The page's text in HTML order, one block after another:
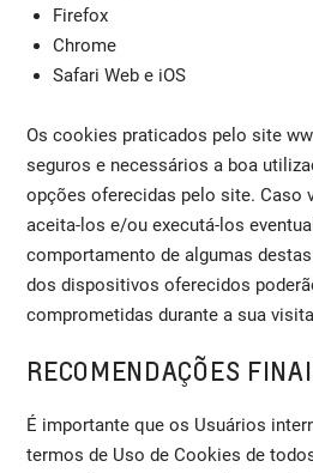
Firefox
Chrome
Safari Web e iOS
Os cookies praticados pelo site
seguros e necessários a boa
opções oferecidas pelo site. Caso
aceita-los e/ou executá-los
comportamento de algumas
dos dispositivos oferecidos
comprometidas durante a sua
RECOMENDAÇÕES
É importante que os Usuários
termos de Uso de Cookies de